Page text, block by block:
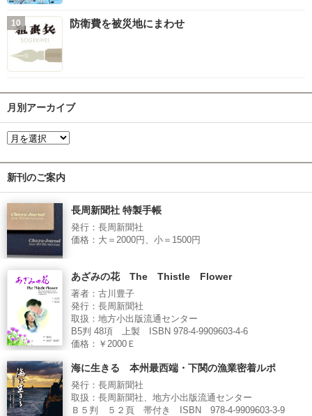
防衛費を被災地にまわせ
月別アーカイブ
新刊のご案内
長周新聞社 特製手帳
発行：長周新聞社
価格：大＝2000円、小＝1500円
あざみの花 The Thistle Flower
著者：古川豊子
発行：長周新聞社
取扱：地方小出版流通センター
B5判 48項 上製 ISBN 978-4-9909603-4-6
価格：￥2000Ｅ
海に生きる 本州最西端・下関の漁業密着ルポ
発行：長周新聞社
取扱：長周新聞社、地方小出版流通センター
Ｂ５判 ５２頁 帯付き ISBN 978-4-9909603-3-9